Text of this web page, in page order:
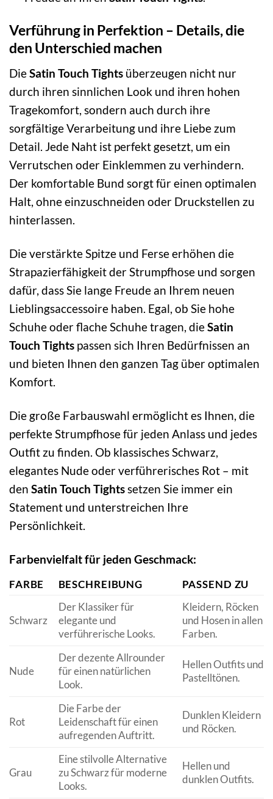
Verführung in Perfektion – Details, die
den Unterschied machen
DieSatin Touch Tights überzeugen nicht nur
durch ihren sinnlichen Look und ihren hohen
Tragekomfort, sondern auch durch ihre
sorgfältige Verarbeitung und ihre Liebe zum
Detail. Jede Naht ist perfekt gesetzt, um ein
Verrutschen oder Einklemmen zu verhindern.
Der komfortable Bund sorgt für einen optimalen
Halt, ohne einzuschneiden oder Druckstellen zu
hinterlassen.
Die verstärkte Spitze und Ferse erhöhen die
Strapazierfähigkeit der Strumpfhose und sorgen
dafür, dass Sie lange Freude an Ihrem neuen
Lieblingsaccessoire haben. Egal, ob Sie hohe
Schuhe oder flache Schuhe tragen, dieSatin
Touch Tights passen sich Ihren Bedürfnissen an
und bieten Ihnen den ganzen Tag über optimalen
Komfort.
Die große Farbauswahl ermöglicht es Ihnen, die
perfekte Strumpfhose für jeden Anlass und jedes
Outfit zu finden. Ob klassisches Schwarz,
elegantes Nude oder verführerisches Rot – mit
den Satin Touch Tightssetzen Sie immer ein
Statement und unterstreichen Ihre
Persönlichkeit.
Farbenvielfalt für jeden Geschmack:
FARBE BESCHREIBUNG PASSEND ZU
Schwarz
Der Klassiker für
elegante und
verführerische Looks.
Kleidern, Röcken
und Hosen in allen
Farben.
Nude
Der dezente Allrounder
für einen natürlichen
Look.
Hellen Outfits und
Pastelltönen.
Rot
Die Farbe der
Leidenschaft für einen
aufregenden Auftritt.
Dunklen Kleidern
und Röcken.
Grau
Eine stilvolle Alternative
zu Schwarz für moderne
Looks.
Hellen und
dunklen Outfits.